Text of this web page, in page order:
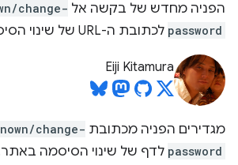
הפניה מחדש של בקשה אל change-
password לכתובת ה-URL של שינוי הסיסמה
Eiji Kitamura
מגדירים הפניה מכתובת change-
password לדף של שינוי הסיסמה